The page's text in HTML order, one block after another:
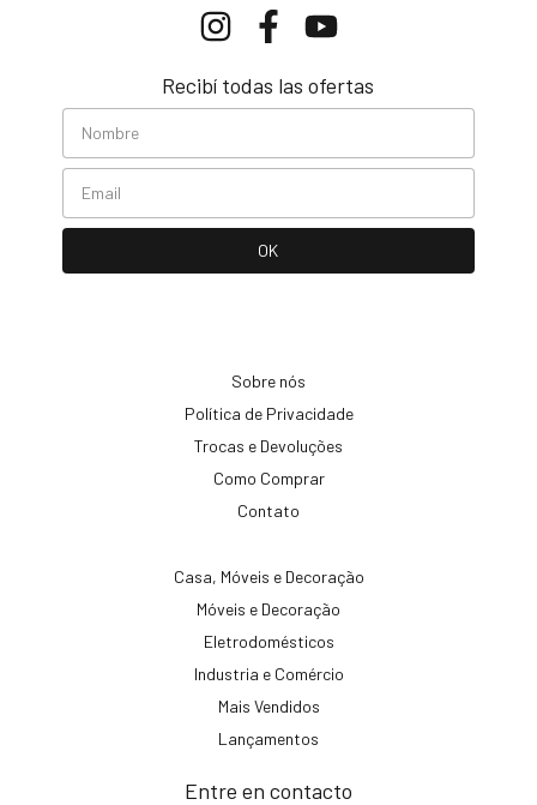
Recibí todas las ofertas
Sobre nós
Política de Privacidade
Trocas e Devoluções
Como Comprar
Contato
Casa, Móveis e Decoração
Móveis e Decoração
Eletrodomésticos
Industria e Comércio
Mais Vendidos
Lançamentos
Entre en contacto